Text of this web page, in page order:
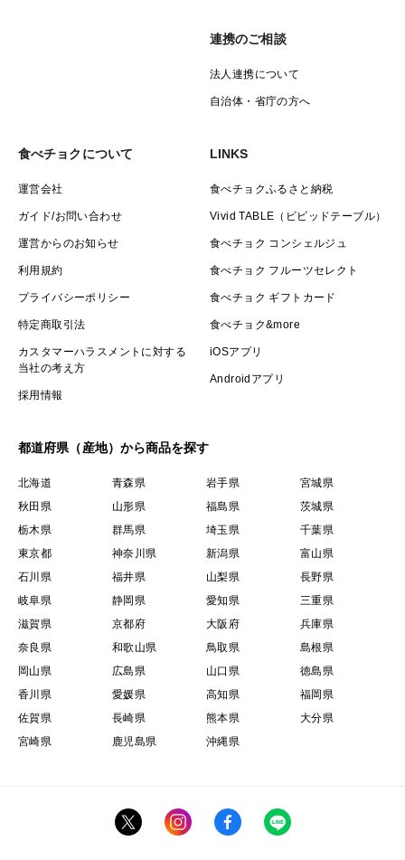
連携のご相談
法人連携について
自治体・省庁の方へ
食べチョクについて
運営会社
ガイド/お問い合わせ
運営からのお知らせ
利用規約
プライバシーポリシー
特定商取引法
カスタマーハラスメントに対する
当社の考え方
採用情報
LINKS
食べチョクふるさと納税
Vivid TABLE（ビビッドテーブル）
食べチョク コンシェルジュ
食べチョク フルーツセレクト
食べチョク ギフトカード
食べチョク&more
iOSアプリ
Androidアプリ
都道府県（産地）から商品を探す
北海道 青森県 岩手県
宮城県
秋田県
山形県 福島県
茨城県
栃木県
群馬県 埼玉県
千葉県
東京都
神奈川県 新潟県
富山県
石川県
福井県 山梨県
長野県
岐阜県
静岡県 愛知県
三重県
滋賀県
京都府 大阪府
兵庫県
奈良県
和歌山県 鳥取県
島根県
岡山県
広島県 山口県
徳島県
香川県
愛媛県 高知県
福岡県
佐賀県
長崎県 熊本県
大分県
宮崎県
鹿児島県 沖縄県